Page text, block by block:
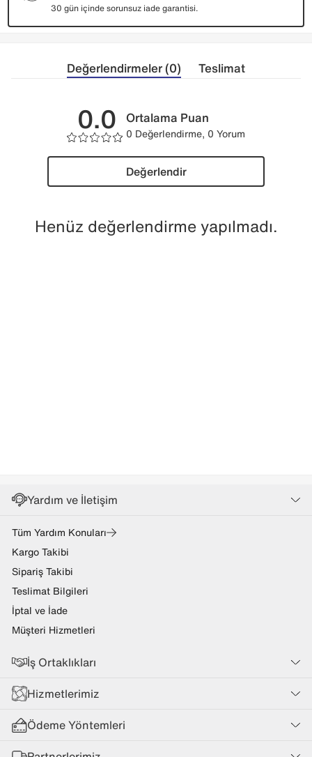
30 gün içinde sorunsuz iade garantisi.
Değerlendirmeler (0) Teslimat
0.0 Ortalama Puan
0 Değerlendirme, 0 Yorum
Değerlendir
Henüz değerlendirme yapılmadı.
Yardım ve İletişim
Tüm Yardım Konuları
Kargo Takibi
Sipariş Takibi
Teslimat Bilgileri
İptal ve İade
Müşteri Hizmetleri
İş Ortaklıkları
Hizmetlerimiz
Ödeme Yöntemleri